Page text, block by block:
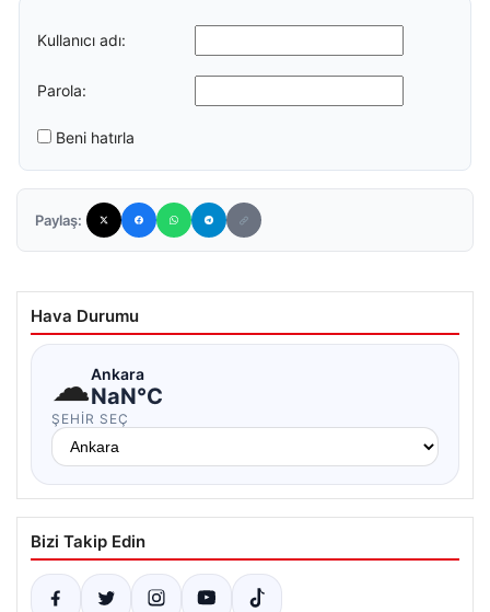
Kullanıcı adı:
Parola:
Beni hatırla
Paylaş:
Hava Durumu
☁Ankara
NaN°C
ŞEHIR SEÇ
Bizi Takip Edin